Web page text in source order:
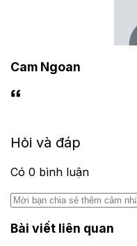
Cam Ngoan
Hỏi và đáp
Có 0 bình luận
Bài viết liên quan